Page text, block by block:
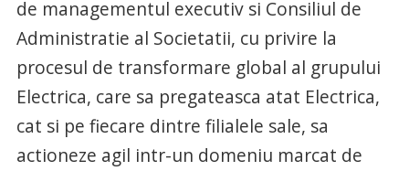
de managementul executiv si Consiliul de
Administratie al Societatii, cu privire la
procesul de transformare global al grupului
Electrica, care sa pregateasca atat Electrica,
cat si pe fiecare dintre filialele sale, sa
actioneze agil intr-un domeniu marcat de